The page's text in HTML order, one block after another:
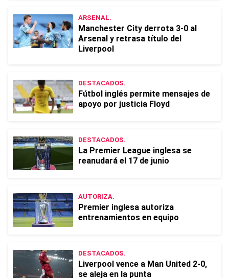
ARSENAL.
Manchester City derrota 3-0 al
Arsenal y retrasa título del
Liverpool
DESTACADOS.
Fútbol inglés permite mensajes de
apoyo por justicia Floyd
DESTACADOS.
La Premier League inglesa se
reanudará el 17 de junio
AUTORIZA.
Premier inglesa autoriza
entrenamientos en equipo
DESTACADOS.
Liverpool vence a Man United 2-0,
se aleja en la punta